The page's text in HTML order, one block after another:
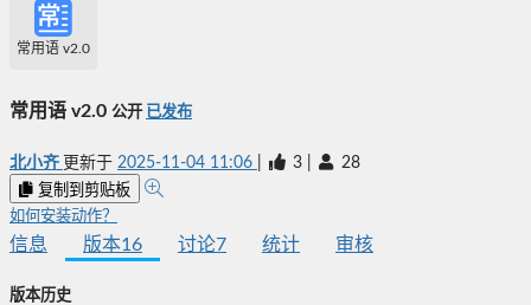
常用语 v2.0
常用语 v2.0 公开 已发布
北小齐 更新于 2025-11-04 11:06 3 28
复制到剪贴板
如何安装动作？
信息 版本16 讨论7 统计 审核
版本历史